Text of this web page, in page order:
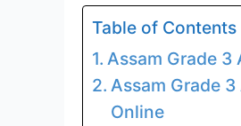
Table of Contents
Assam Grade
Assam Grade
Online